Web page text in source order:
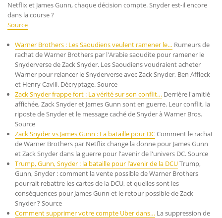
Netflix et James Gunn, chaque décision compte. Snyder est-il encore
dans la course ?
Source
Warner Brothers : Les Saoudiens veulent ramener le… Rumeurs de
rachat de Warner Brothers par l'Arabie saoudite pour ramener le
Snyderverse de Zack Snyder. Les Saoudiens voudraient acheter
Warner pour relancer le Snyderverse avec Zack Snyder, Ben Affleck
et Henry Cavill. Décryptage. Source
Zack Snyder frappe fort : La vérité sur son conflit… Derrière l'amitié
affichée, Zack Snyder et James Gunn sont en guerre. Leur conflit, la
riposte de Snyder et le message caché de Snyder à Warner Bros.
Source
Zack Snyder vs James Gunn : La bataille pour DCComment le rachat
de Warner Brothers par Netflix change la donne pour James Gunn
et Zack Snyder dans la guerre pour l'avenir de l'univers DC. Source
Trump, Gunn, Snyder : la bataille pour l’avenir de la DCUTrump,
Gunn, Snyder : comment la vente possible de Warner Brothers
pourrait rebattre les cartes de la DCU, et quelles sont les
conséquences pour James Gunn et le retour possible de Zack
Snyder ? Source
Comment supprimer votre compte Uber dans… La suppression de